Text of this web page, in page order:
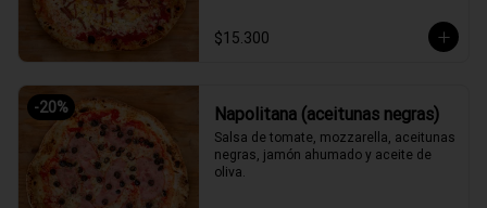
$15.300
-20% Napolitana (aceitunas negras)
Salsa de tomate, mozzarella, aceitunas
negras, jamón ahumado y aceite de
oliva.